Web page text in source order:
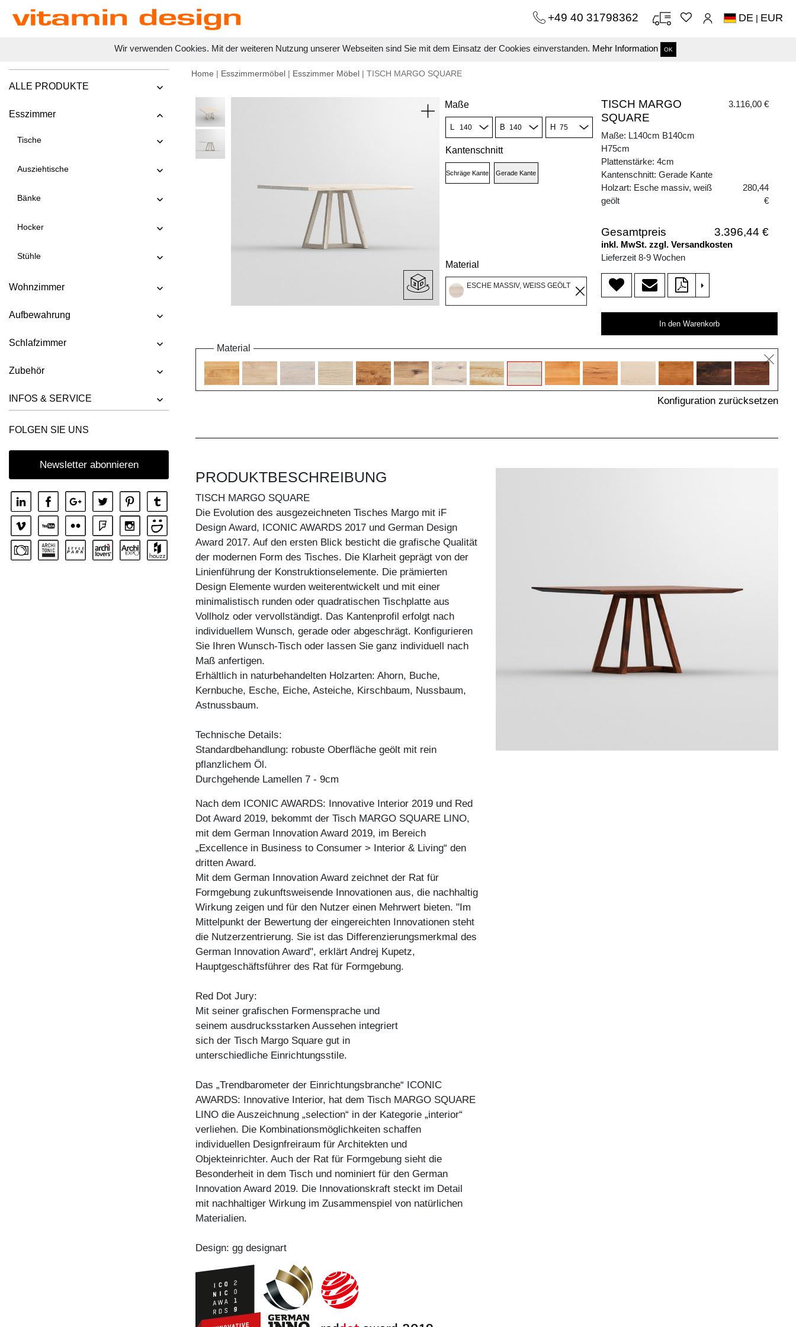
Wir verwenden Cookies. Mit der weiteren Nutzung unserer Webseiten sind Sie mit dem Einsatz der Cookies einverstanden. Mehr Information OK
+49 40 31798362 DE | EUR
ALLE PRODUKTE
Esszimmer
Tische
Ausziehtische
Bänke
Hocker
Stühle
Wohnzimmer
Aufbewahrung
Schlafzimmer
Zubehör
INFOS & SERVICE
FOLGEN SIE UNS
Newsletter abonnieren
Home | Esszimmermöbel | Esszimmer Möbel | TISCH MARGO SQUARE
Maße
L B H
Kantenschnitt
Schräge Kante Gerade Kante
Material
ESCHE MASSIV, WEISS GEÖLT
TISCH MARGO
SQUARE
3.116,00 €
Maße: L140cm B140cm
H75cm
Plattenstärke: 4cm
Kantenschnitt: Gerade Kante
Holzart: Esche massiv, weiß
geölt
280,44
€
Gesamtpreis 3.396,44 €
inkl. MwSt. zzgl. Versandkosten
Lieferzeit 8-9 Wochen
>
In den Warenkorb
Material
Konfiguration zurücksetzen
PRODUKTBESCHREIBUNG
TISCH MARGO SQUARE
Die Evolution des ausgezeichneten Tisches Margo mit iF
Design Award, ICONIC AWARDS 2017 und German Design
Award 2017. Auf den ersten Blick besticht die grafische Qualität
der modernen Form des Tisches. Die Klarheit geprägt von der
Linienführung der Konstruktionselemente. Die prämierten
Design Elemente wurden weiterentwickelt und mit einer
minimalistisch runden oder quadratischen Tischplatte aus
Vollholz oder vervollständigt. Das Kantenprofil erfolgt nach
individuellem Wunsch, gerade oder abgeschrägt. Konfigurieren
Sie Ihren Wunsch-Tisch oder lassen Sie ganz individuell nach
Maß anfertigen.
Erhältlich in naturbehandelten Holzarten: Ahorn, Buche,
Kernbuche, Esche, Eiche, Asteiche, Kirschbaum, Nussbaum,
Astnussbaum.
Technische Details:
Standardbehandlung: robuste Oberfläche geölt mit rein
pflanzlichem Öl.
Durchgehende Lamellen 7 - 9cm
Nach dem ICONIC AWARDS: Innovative Interior 2019 und Red
Dot Award 2019, bekommt der Tisch MARGO SQUARE LINO,
mit dem German Innovation Award 2019, im Bereich
„Excellence in Business to Consumer > Interior & Living“ den
dritten Award.
Mit dem German Innovation Award zeichnet der Rat für
Formgebung zukunftsweisende Innovationen aus, die nachhaltig
Wirkung zeigen und für den Nutzer einen Mehrwert bieten. "Im
Mittelpunkt der Bewertung der eingereichten Innovationen steht
die Nutzerzentrierung. Sie ist das Differenzierungsmerkmal des
German Innovation Award", erklärt Andrej Kupetz,
Hauptgeschäftsführer des Rat für Formgebung.
Red Dot Jury:
Mit seiner grafischen Formensprache und
seinem ausdrucksstarken Aussehen integriert
sich der Tisch Margo Square gut in
unterschiedliche Einrichtungsstile.
Das „Trendbarometer der Einrichtungsbranche“ ICONIC
AWARDS: Innovative Interior, hat dem Tisch MARGO SQUARE
LINO die Auszeichnung „selection“ in der Kategorie „interior“
verliehen. Die Kombinationsmöglichkeiten schaffen
individuellen Designfreiraum für Architekten und
Objekteinrichter. Auch der Rat für Formgebung sieht die
Besonderheit in dem Tisch und nominiert für den German
Innovation Award 2019. Die Innovationskraft steckt im Detail
mit nachhaltiger Wirkung im Zusammenspiel von natürlichen
Materialien.
Design: gg designart